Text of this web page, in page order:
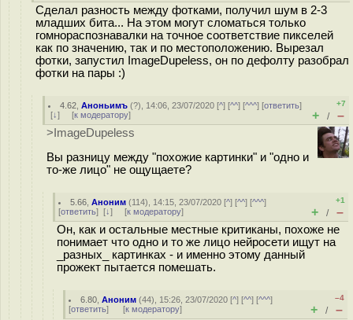
Сделал разность между фотками, получил шум в 2-3
младших бита... На этом могут сломаться только
гомнораспознавалки на точное соответствие пикселей
как по значению, так и по местоположению. Вырезал
фотки, запустил ImageDupeless, он по дефолту разобрал
фотки на пары :)
4.62 ,Аноньимъ (?), 14:06, 23/07/2020 [^] [^^] [^^^] [ответить]
[↓] [к модератору]
+7
+ / –
>ImageDupeless
Вы разницу между "похожие картинки" и "одно и
то-же лицо" не ощущаете?
5.66 ,Аноним (114), 14:15, 23/07/2020 [^] [^^] [^^^]
[ответить] [↓] [к модератору]
+1
+ / –
Он, как и остальные местные критиканы, похоже не
понимает что одно и то же лицо нейросети ищут на
_разных_ картинках - и именно этому данный
прожект пытается помешать.
6.80 ,Аноним (44), 15:26, 23/07/2020 [^] [^^] [^^^]
[ответить] [к модератору]
–4
+ / –